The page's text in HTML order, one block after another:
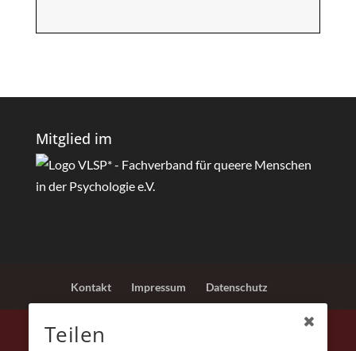
Mitglied im
Kontakt Impressum Datenschutz
Teilen